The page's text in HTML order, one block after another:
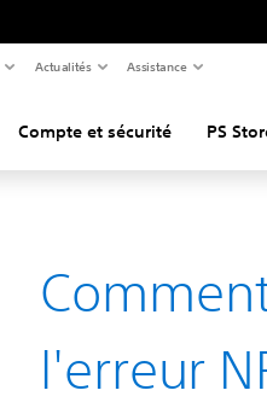
Actualités Assistance
Compte et sécurité PS
l'erreur